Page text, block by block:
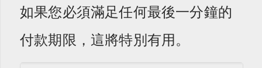
如果您必須滿足任何最後一分鐘的
付款期限，這將特別有用。